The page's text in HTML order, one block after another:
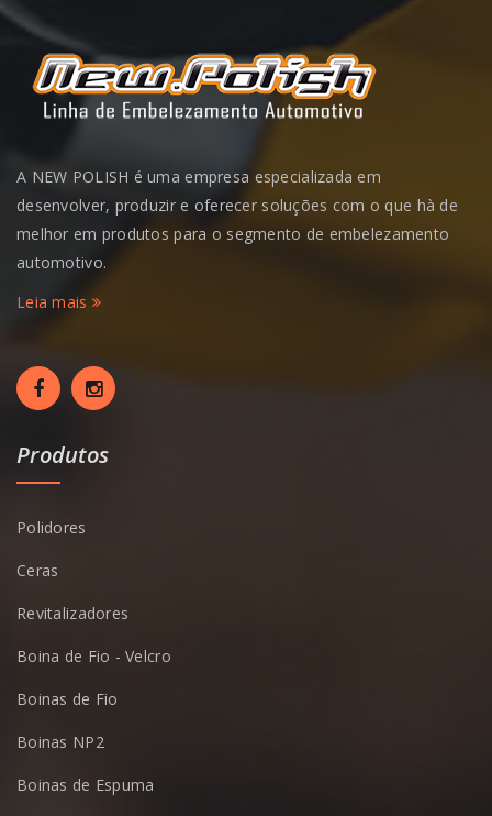
A NEW POLISH é uma empresa especializada em
desenvolver, produzir e oferecer soluções com o que hà de
melhor em produtos para o segmento de embelezamento
automotivo.
Leia mais
Produtos
Polidores
Ceras
Revitalizadores
Boina de Fio - Velcro
Boinas de Fio
Boinas NP2
Boinas de Espuma